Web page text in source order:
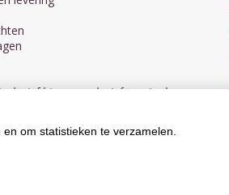
btw en exclusief eventuele
om statistieken te verzamelen.